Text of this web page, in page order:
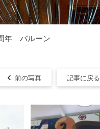
年 バルーン
前の写真 記事に戻る